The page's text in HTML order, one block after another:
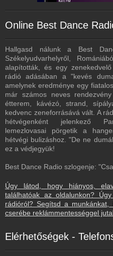
Online Best Dance
Hallgasd nálunk a Best
Székelyudvarhelyről,
alapították, és egy
rádió adásában a "kevés
amelynek eredménye egy
már számos neves
étterem, kávézó, strand,
kedvenc zeneforrásává vált. A
hétvégenként jelenkező
lemezlovasai pörgetik a
hétvégi bulizáshoz. "De ne
ez a védjegyük!
Best Dance Radio szlogenje:
Úgy látod, hogy hiányos,
találhatóak az oldalunkon?
rádióról? Segítsd a
cserébe reklámmentességgel